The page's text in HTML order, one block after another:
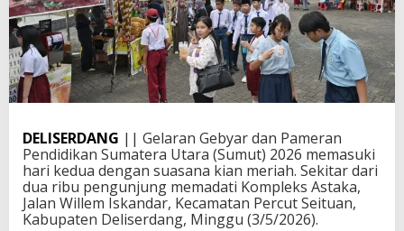
DELISERDANG || Gelaran Gebyar dan Pameran
Pendidikan Sumatera Utara (Sumut) 2026 memasuki
hari kedua dengan suasana kian meriah. Sekitar dari
dua ribu pengunjung memadati Kompleks Astaka,
Jalan Willem Iskandar, Kecamatan Percut Seituan,
Kabupaten Deliserdang, Minggu (3/5/2026).